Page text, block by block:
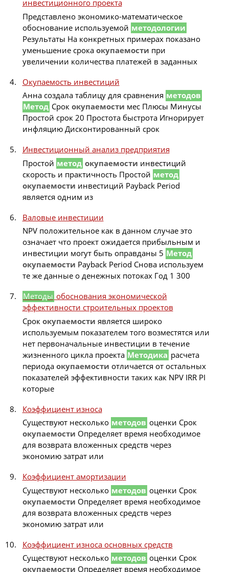
инвестиционного проекта
Представлено экономико-математическое
обоснование используемой методологии
Результаты На конкретных примерах показано
уменьшение срока окупаемости при
увеличении количества платежей в заданных
Окупаемость инвестиций
Анна создала таблицу для сравнения методов
Метод Срок окупаемости мес Плюсы Минусы
Простой срок 20 Простота быстрота Игнорирует
инфляцию Дисконтированный срок
Инвестиционный анализ предприятия
Простой метод окупаемости инвестиций
скорость и практичность Простой метод
окупаемости инвестиций Payback Period
является одним из
Валовые инвестиции
NPV положительное как в данном случае это
означает что проект ожидается прибыльным и
инвестиции могут быть оправданы 5 Метод
окупаемости Payback Period Снова используем
те же данные о денежных потоках Год 1 300
Методы обоснования экономической
эффективности строительных проектов
Срок окупаемости является широко
используемым показателем того возместятся или
нет первоначальные инвестиции в течение
жизненного цикла проекта Методика расчета
периода окупаемости отличается от остальных
показателей эффективности таких как NPV IRR PI
которые
Коэффициент износа
Существуют несколько методов оценки Срок
окупаемости Определяет время необходимое
для возврата вложенных средств через
экономию затрат или
Коэффициент амортизации
Существуют несколько методов оценки Срок
окупаемости Определяет время необходимое
для возврата вложенных средств через
экономию затрат или
Коэффициент износа основных средств
Существуют несколько методов оценки Срок
окупаемости Определяет время необходимое